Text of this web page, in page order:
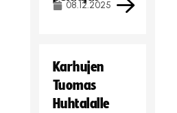
08.12.2025
Karhujen
Tuomas
Huhtalalle